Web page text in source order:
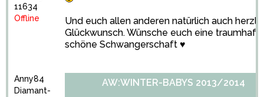
11634
Offline
Und euch allen anderen natürlich auch
Glückwunsch. Wünsche euch eine traumhaft
schöne Schwangerschaft ♥
Anny84
Diamant-
AW:WINTER-BABYS 2013/2014